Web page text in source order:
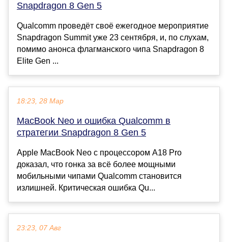
Snapdragon 8 Gen 5
Qualcomm проведёт своё ежегодное мероприятие
Snapdragon Summit уже 23 сентября, и, по слухам,
помимо анонса флагманского чипа Snapdragon 8
Elite Gen ...
18:23, 28 Мар
MacBook Neo и ошибка Qualcomm в
стратегии Snapdragon 8 Gen 5
Apple MacBook Neo с процессором A18 Pro
доказал, что гонка за всё более мощными
мобильными чипами Qualcomm становится
излишней. Критическая ошибка Qu...
23:23, 07 Авг